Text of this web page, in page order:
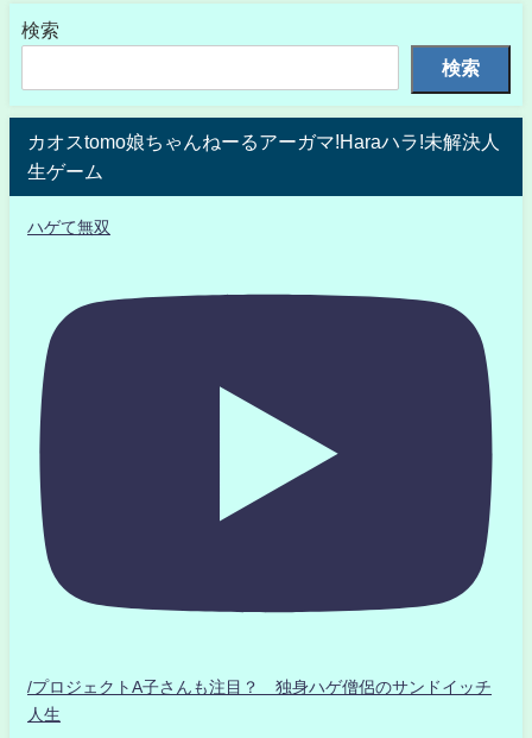
検索
検索
カオスtomo娘ちゃんねーるアーガマ!Haraハラ!未解決人
生ゲーム
ハゲて無双
/プロジェクトA子さんも注目？ 独身ハゲ僧侶のサンドイッチ
人生